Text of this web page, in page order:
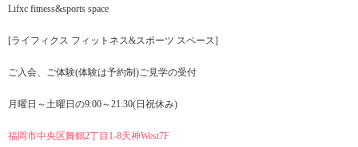
Lifxc fitness&sports space
[ライフィクス フィットネス&スポーツ スペース]
ご入会、ご体験(体験は予約制)ご見学の受付
月曜日～土曜日の9:00～21:30(日祝休み)
福岡市中央区舞鶴2丁目1-8天神West7F